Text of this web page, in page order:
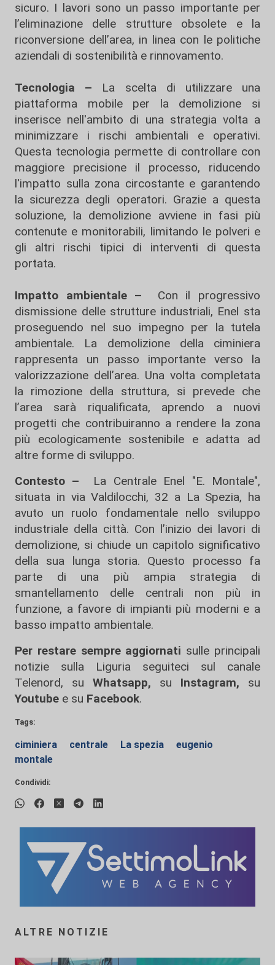
sicuro. I lavori sono un passo importante per
l’eliminazione delle strutture obsolete e la
riconversione dell’area, in linea con le politiche
aziendali di sostenibilità e rinnovamento.
Tecnologia – La scelta di utilizzare una
piattaforma mobile per la demolizione si
inserisce nell'ambito di una strategia volta a
minimizzare i rischi ambientali e operativi.
Questa tecnologia permette di controllare con
maggiore precisione il processo, riducendo
l'impatto sulla zona circostante e garantendo
la sicurezza degli operatori. Grazie a questa
soluzione, la demolizione avviene in fasi più
contenute e monitorabili, limitando le polveri e
gli altri rischi tipici di interventi di questa
portata.
Impatto ambientale – Con il progressivo
dismissione delle strutture industriali, Enel sta
proseguendo nel suo impegno per la tutela
ambientale. La demolizione della ciminiera
rappresenta un passo importante verso la
valorizzazione dell’area. Una volta completata
la rimozione della struttura, si prevede che
l’area sarà riqualificata, aprendo a nuovi
progetti che contribuiranno a rendere la zona
più ecologicamente sostenibile e adatta ad
altre forme di sviluppo.
Contesto – La Centrale Enel "E. Montale",
situata in via Valdilocchi, 32 a La Spezia, ha
avuto un ruolo fondamentale nello sviluppo
industriale della città. Con l’inizio dei lavori di
demolizione, si chiude un capitolo significativo
della sua lunga storia. Questo processo fa
parte di una più ampia strategia di
smantellamento delle centrali non più in
funzione, a favore di impianti più moderni e a
basso impatto ambientale.
Per restare sempre aggiornati sulle principali
notizie sulla Liguria seguiteci sul canale
Telenord, su
Whatsapp, su Instagram, su
Youtube e su Facebook.
Tags:
ciminiera centrale La spezia
eugenio
montale
Condividi:
ALTRE NOTIZIE